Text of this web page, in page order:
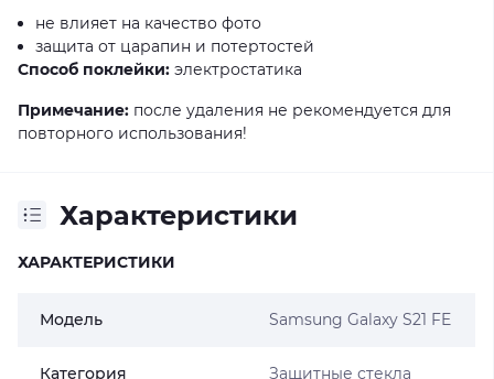
не влияет на качество фото
защита от царапин и потертостей
Способ поклейки: электростатика
Примечание: после удаления не рекомендуется для
повторного использования!
Характеристики
ХАРАКТЕРИСТИКИ
Модель Samsung Galaxy S21 FE
Категория Защитные стекла